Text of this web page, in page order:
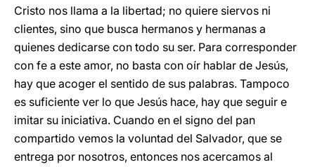
Cristo nos llama a la libertad; no quiere siervos ni
clientes, sino que busca hermanos y hermanas a
quienes dedicarse con todo su ser. Para corresponder
con fe a este amor, no basta con oír hablar de Jesús,
hay que acoger el sentido de sus palabras. Tampoco
es suficiente ver lo que Jesús hace, hay que seguir e
imitar su iniciativa. Cuando en el signo del pan
compartido vemos la voluntad del Salvador, que se
entrega por nosotros, entonces nos acercamos al